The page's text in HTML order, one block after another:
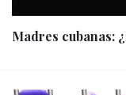
Madres cubanas: